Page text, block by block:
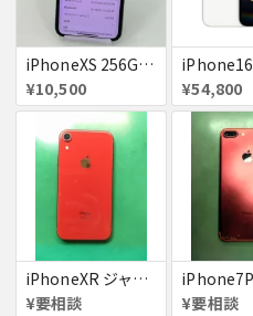
iPhoneXS 256GB 赤ロム 超美品 SoftBank ジャンク スペースグレイ MTE02J/A 送料無料
¥10,500
¥54,800
iPhoneXR ジャンク品
¥要相談
¥要相談